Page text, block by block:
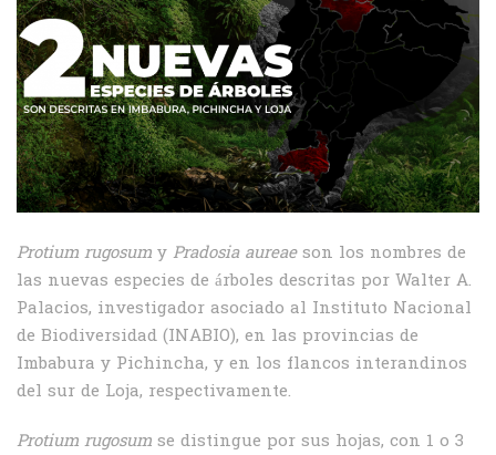
Protium rugosum y Pradosia aureaeson los nombres de
las nuevas especies de árboles descritas por Walter A.
Palacios, investigador asociado al Instituto Nacional
de Biodiversidad (INABIO), en las provincias de
Imbabura y Pichincha, y en los flancos interandinos
del sur de Loja, respectivamente.
Protium rugosum se distingue por sus hojas, con 1 o 3